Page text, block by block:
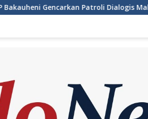
Dialogis Malam Hari